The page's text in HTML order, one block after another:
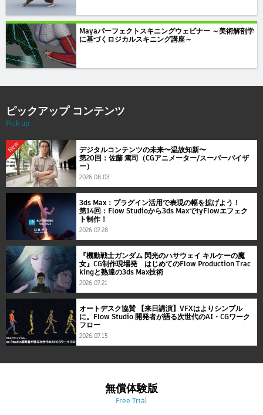
Mayaパーフェクトスキニングウェビナー ～美術解剖学
に基づくロジカルスキニング講座～
ピックアップ コンテンツ
Pick up
New
デジタルコンテンツの未来〜温故知新〜
第20回：佐藤 篤司（CGアニメーター/スーパーバイザ
ー）
2026.08.03
3ds Max：プラグイン活用で表現の幅を拡げよう！
第14回：Flow Studioから3ds MaxでtyFlowエフェク
ト制作！
2026.07.28
『機動戦士ガンダム 閃光のハサウェイ キルケーの魔
女』CG制作現場発 はじめてのFlow Production Trac
kingと熟達の3ds Max技術
2026.07.21
オートデスク協賛 【来日講演】VFXはよりシンプル
に。Flow Studio 開発者が語る次世代のAI・CGワーク
フロー
2026.07.15
無償体験版
Free Trial